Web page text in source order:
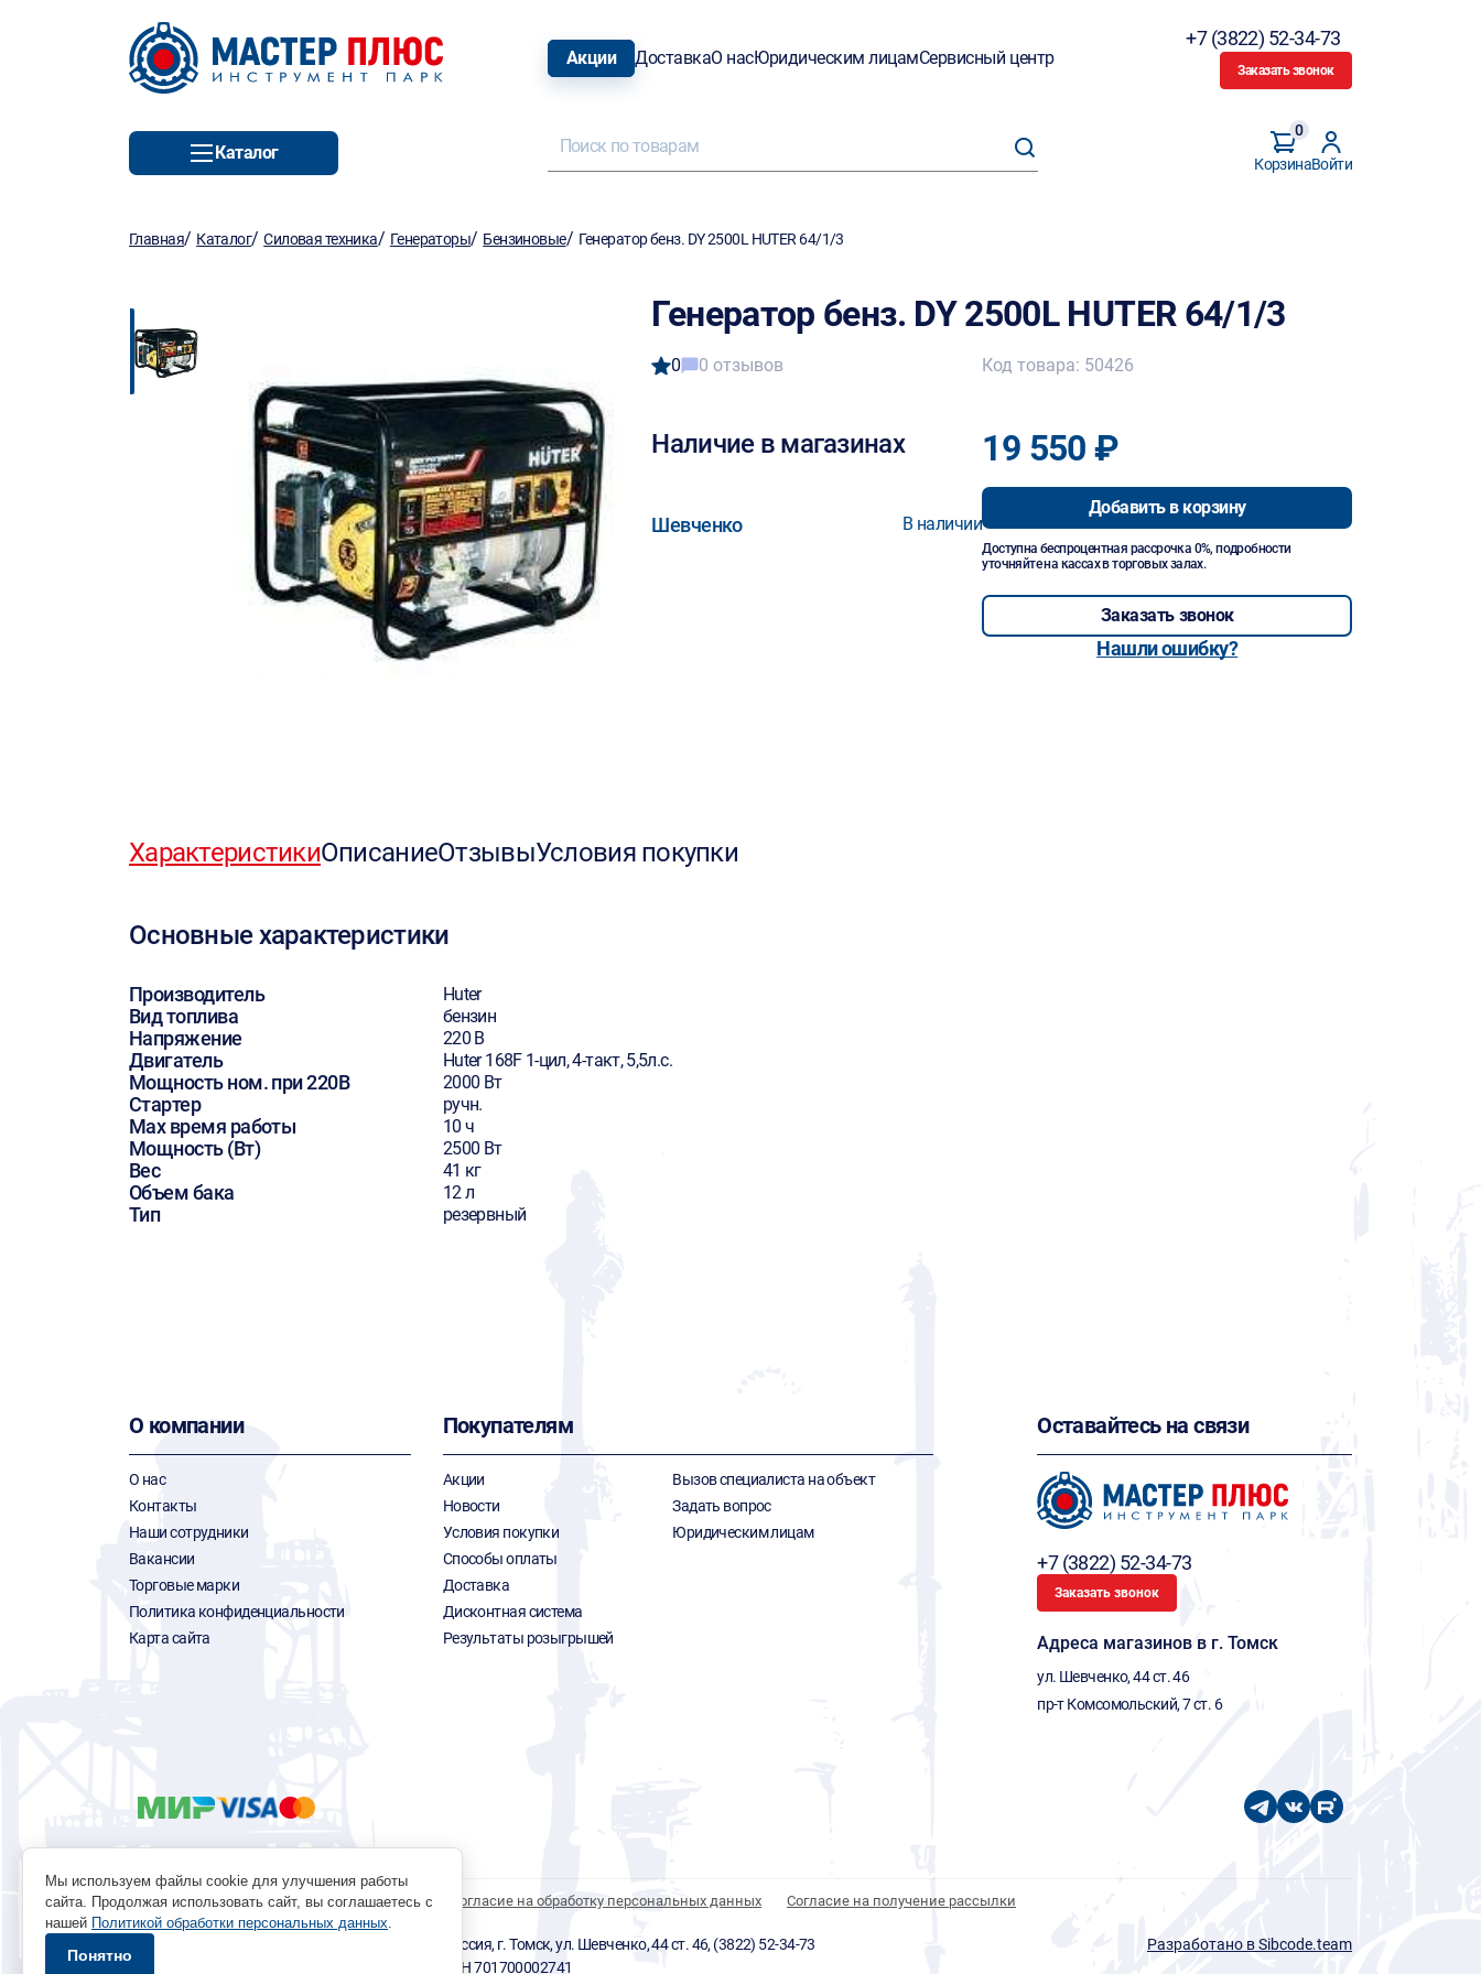
Акции ДоставкаО насЮридическим лицамСервисный центр
+7 (3822) 52-34-73
Заказать звонок
Каталог
Корзина
0
Войти
Главная/ Каталог/Силовая техника/ Генераторы/ Бензиновые/ Генератор бенз. DY 2500L HUTER 64/1/3
Генератор бенз. DY 2500L HUTER 64/1/3
0 0 отзывов
Наличие в магазинах
Шевченко В наличии
Код товара: 50426
19 550 ₽
Добавить в корзину
Доступна беспроцентная рассрочка 0%, подробности
уточняйте на кассах в торговых залах.
Заказать звонок
Нашли ошибку?
ХарактеристикиОписаниеОтзывыУсловия покупки
Основные характеристики
Производитель Huter
Вид топлива бензин
Напряжение 220 В
Двигатель Huter 168F 1-цил, 4-такт, 5,5л.с.
Мощность ном. при 220В 2000 Вт
Стартер ручн.
Max время работы 10 ч
Мощность (Вт) 2500 Вт
Вес 41 кг
Объем бака 12 л
Тип резервный
О компании
О нас
Контакты
Наши сотрудники
Вакансии
Торговые марки
Политика конфиденциальности
Карта сайта
Покупателям
Акции
Новости
Условия покупки
Способы оплаты
Доставка
Дисконтная система
Результаты розыгрышей
Вызов специалиста на объект
Задать вопрос
Юридическим лицам
Оставайтесь на связи
+7 (3822) 52-34-73
Заказать звонок
Адреса магазинов в г. Томск
ул. Шевченко, 44 ст. 46
пр-т Комсомольский, 7 ст. 6
Политика обработки персональных данных Согласие на обработку персональных данных Согласие на получение рассылки
© 1996 - 2026 инструмент парк «Мастер Плюс» Россия, г. Томск, ул. Шевченко, 44 ст. 46, (3822) 52-34-73
okp@masterplus.tomsk.ru ИП Брусницын Д.Н. ИНН 701700002741
Разработано в Sibcode.team
Мы используем файлы cookie для улучшения работы
сайта. Продолжая использовать сайт, вы соглашаетесь с
нашей Политикой обработки персональных данных.
Понятно